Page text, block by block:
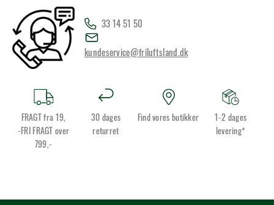
33 14 51 50
kundeservice@friluftsland.dk
FRAGT fra 19,
-FRI FRAGT over
799,-
30 dages
returret
Find vores butikker
1-2 dages
levering*